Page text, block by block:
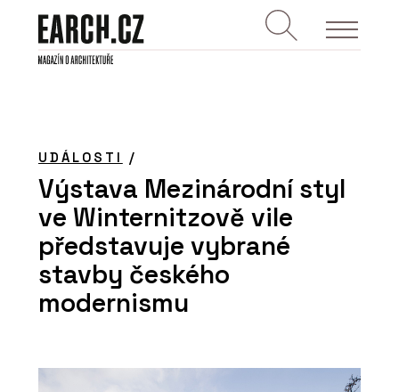
UDÁLOSTI /
Výstava Mezinárodní styl
ve Winternitzově vile
představuje vybrané
stavby českého
modernismu